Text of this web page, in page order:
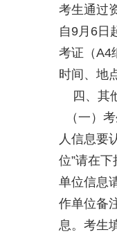
考生通过
自9月6日
考证（A4
时间、地
四、其
（一）
人信息要
位”请在
单位信息
作单位备
息。考生